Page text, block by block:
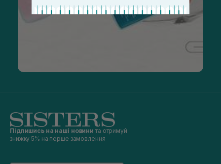
Підпишись на наші новини та отримуй
знижку 5% на перше замовлення